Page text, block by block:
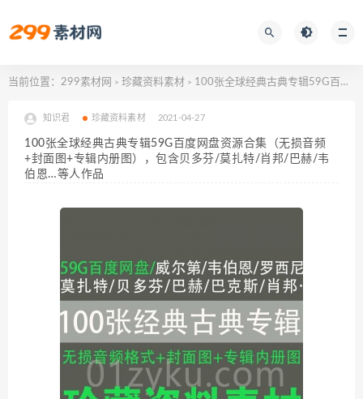
当前位置： 299素材网 > 珍藏资料素材 > 100张全球经典古典专辑59G百度网盘资源合集（无损音频+封面图+专辑内册图），包含贝多芬/莫扎特/肖邦/巴赫/韦伯恩…等人作品
知识君 珍藏资料素材 2021-04-27
100张全球经典古典专辑59G百度网盘资源合集（无损音频
+封面图+专辑内册图），包含贝多芬/莫扎特/肖邦/巴赫/韦
伯恩…等人作品